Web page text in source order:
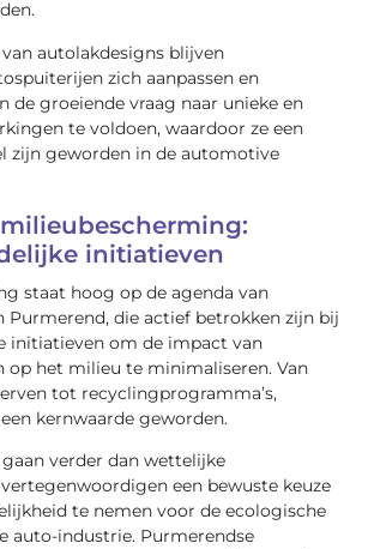
autolakdesigns blijven
zich aanpassen en
de groeiende vraag naar unieke en
te voldoen, waardoor ze een
zijn geworden in de automotive
initiatieven
staat hoog op de agenda van
Purmerend, die actief betrokken zijn bij
initiatieven om de impact van
op het milieu te minimaliseren. Van
tot recyclingprogramma’s,
kernwaarde geworden.
verder dan wettelijke
een bewuste keuze
te nemen voor de ecologische
auto-industrie. Purmerendse